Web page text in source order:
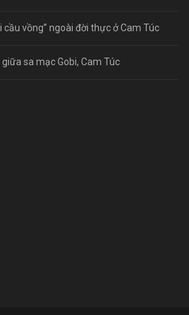
cầu vồng” ngoài đời thực ở Cam Túc
sa mạc Gobi, Cam Túc